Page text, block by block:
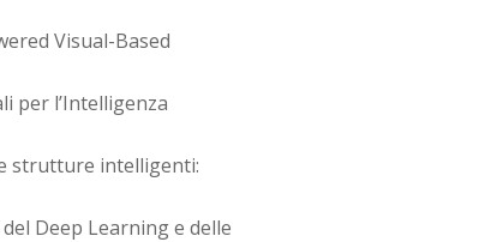
Visual-Based
per l’Intelligenza
strutture intelligenti:
Deep Learning e delle